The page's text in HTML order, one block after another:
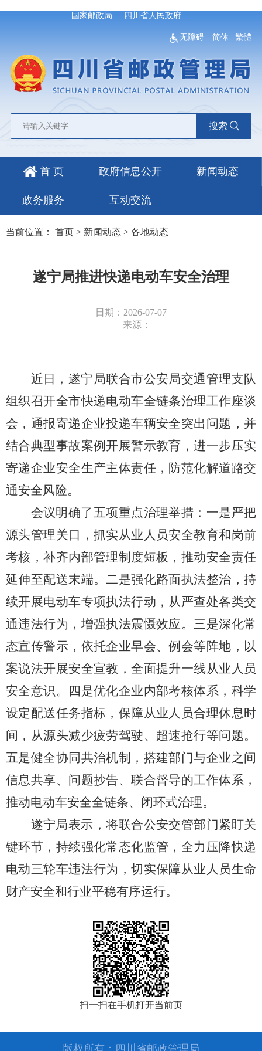
国家邮政局 四川省人民政府
无障碍 简体 |繁體
搜索
首 页 政府信息公开 新闻动态
政务服务 互动交流
当前位置： 首页 > 新闻动态 > 各地动态
遂宁局推进快递电动车安全治理
日期：2026-07-07
来源：
近日，遂宁局联合市公安局交通管理支队
组织召开全市快递电动车全链条治理工作座谈
会，通报寄递企业投递车辆安全突出问题，并
结合典型事故案例开展警示教育，进一步压实
寄递企业安全生产主体责任，防范化解道路交
通安全风险。
会议明确了五项重点治理举措：一是严把
源头管理关口，抓实从业人员安全教育和岗前
考核，补齐内部管理制度短板，推动安全责任
延伸至配送末端。二是强化路面执法整治，持
续开展电动车专项执法行动，从严查处各类交
通违法行为，增强执法震慑效应。三是深化常
态宣传警示，依托企业早会、例会等阵地，以
案说法开展安全宣教，全面提升一线从业人员
安全意识。四是优化企业内部考核体系，科学
设定配送任务指标，保障从业人员合理休息时
间，从源头减少疲劳驾驶、超速抢行等问题。
五是健全协同共治机制，搭建部门与企业之间
信息共享、问题抄告、联合督导的工作体系，
推动电动车安全全链条、闭环式治理。
遂宁局表示，将联合公安交管部门紧盯关
键环节，持续强化常态化监管，全力压降快递
电动三轮车违法行为，切实保障从业人员生命
财产安全和行业平稳有序运行。
扫一扫在手机打开当前页
版权所有：四川省邮政管理局